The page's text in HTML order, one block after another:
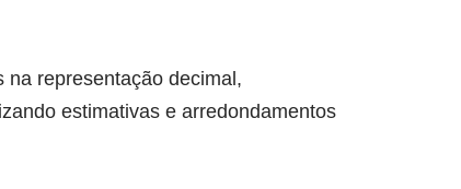
na representação decimal,
estimativas e arredondamentos